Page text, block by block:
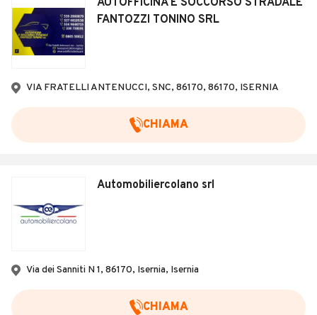
AUTOFFICINA E SOCCORSO STRADALE
FANTOZZI TONINO SRL
VIA FRATELLI ANTENUCCI, SNC, 86170, 86170, ISERNIA
CHIAMA
Automobiliercolano srl
Via dei Sanniti N 1, 86170, Isernia, Isernia
CHIAMA